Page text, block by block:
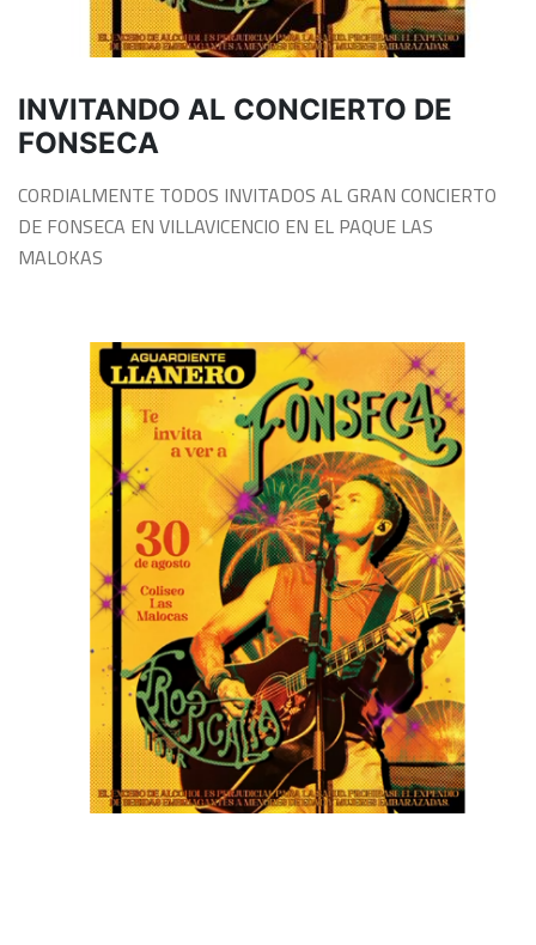
INVITANDO AL CONCIERTO DE
FONSECA
CORDIALMENTE TODOS INVITADOS AL GRAN CONCIERTO
DE FONSECA EN VILLAVICENCIO EN EL PAQUE LAS
MALOKAS